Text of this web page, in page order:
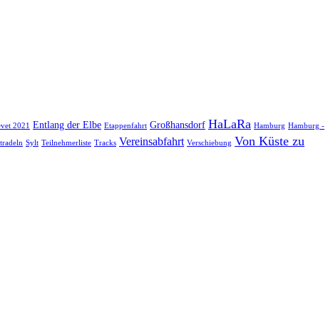
2021 Entlang der Elbe Etappenfahrt Großhansdorf HaLaRa Hamburg Hamburg -
Sylt Teilnehmerliste Tracks Vereinsabfahrt Verschiebung Von Küste zu